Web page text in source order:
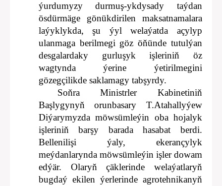
ýurdumyzy durmuş-ykdysady taýdan
ösdürmäge gönükdirilen maksatnamalara
laýyklykda, şu ýyl welaýatda açylyp
ulanmaga berilmegi göz öňünde tutulýan
desgalardaky gurluşyk işleriniň öz
wagtynda ýerine ýetirilmegini
gözegçilikde saklamagy tabşyrdy.
Soňra Ministrler Kabinetiniň
Başlygynyň orunbasary T.Atahallyýew
Diýarymyzda möwsümleýin oba hojalyk
işleriniň barşy barada hasabat berdi.
Bellenilişi ýaly, ekerançylyk
meýdanlarynda möwsümleýin işler dowam
edýär. Olaryň çäklerinde welaýatlaryň
bugdaý ekilen ýerlerinde agrotehnikanyň